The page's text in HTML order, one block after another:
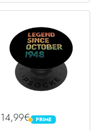
14,99€ PRIME
PRIME